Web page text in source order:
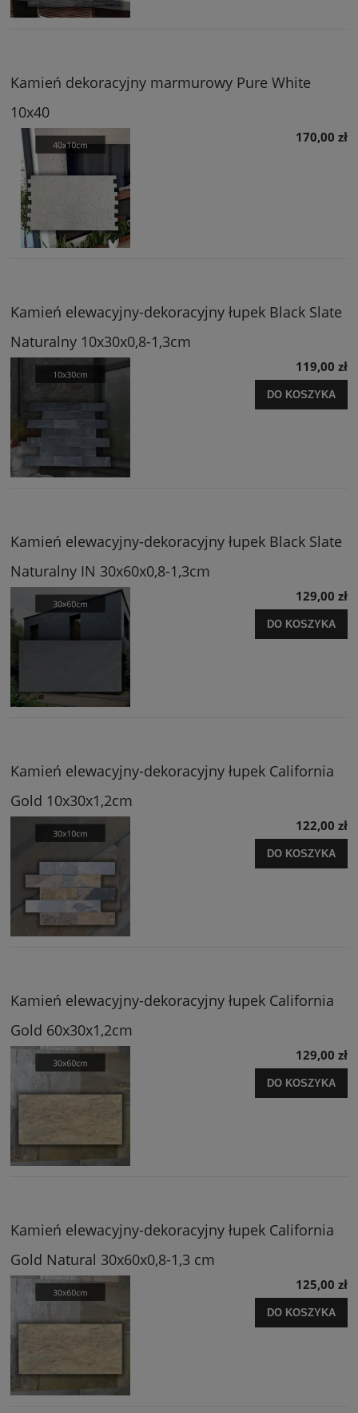
Kamień dekoracyjny marmurowy Pure White
10x40
170,00 zł
Kamień elewacyjny-dekoracyjny łupek Black Slate
Naturalny 10x30x0,8-1,3cm
119,00 zł
DO KOSZYKA
Kamień elewacyjny-dekoracyjny łupek Black Slate
Naturalny IN 30x60x0,8-1,3cm
129,00 zł
DO KOSZYKA
Kamień elewacyjny-dekoracyjny łupek California
Gold 10x30x1,2cm
122,00 zł
DO KOSZYKA
Kamień elewacyjny-dekoracyjny łupek California
Gold 60x30x1,2cm
129,00 zł
DO KOSZYKA
Kamień elewacyjny-dekoracyjny łupek California
Gold Natural 30x60x0,8-1,3 cm
125,00 zł
DO KOSZYKA